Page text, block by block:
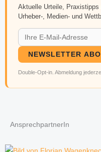
Aktuelle Urteile, Praxistipps
Urheber-, Medien- und
NEWSLETTER
Double-Opt-in. Abmeldung
AnsprechpartnerIn